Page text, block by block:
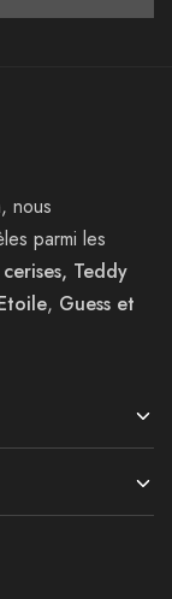
nous
parmi les
cerises, Teddy
, Guess et